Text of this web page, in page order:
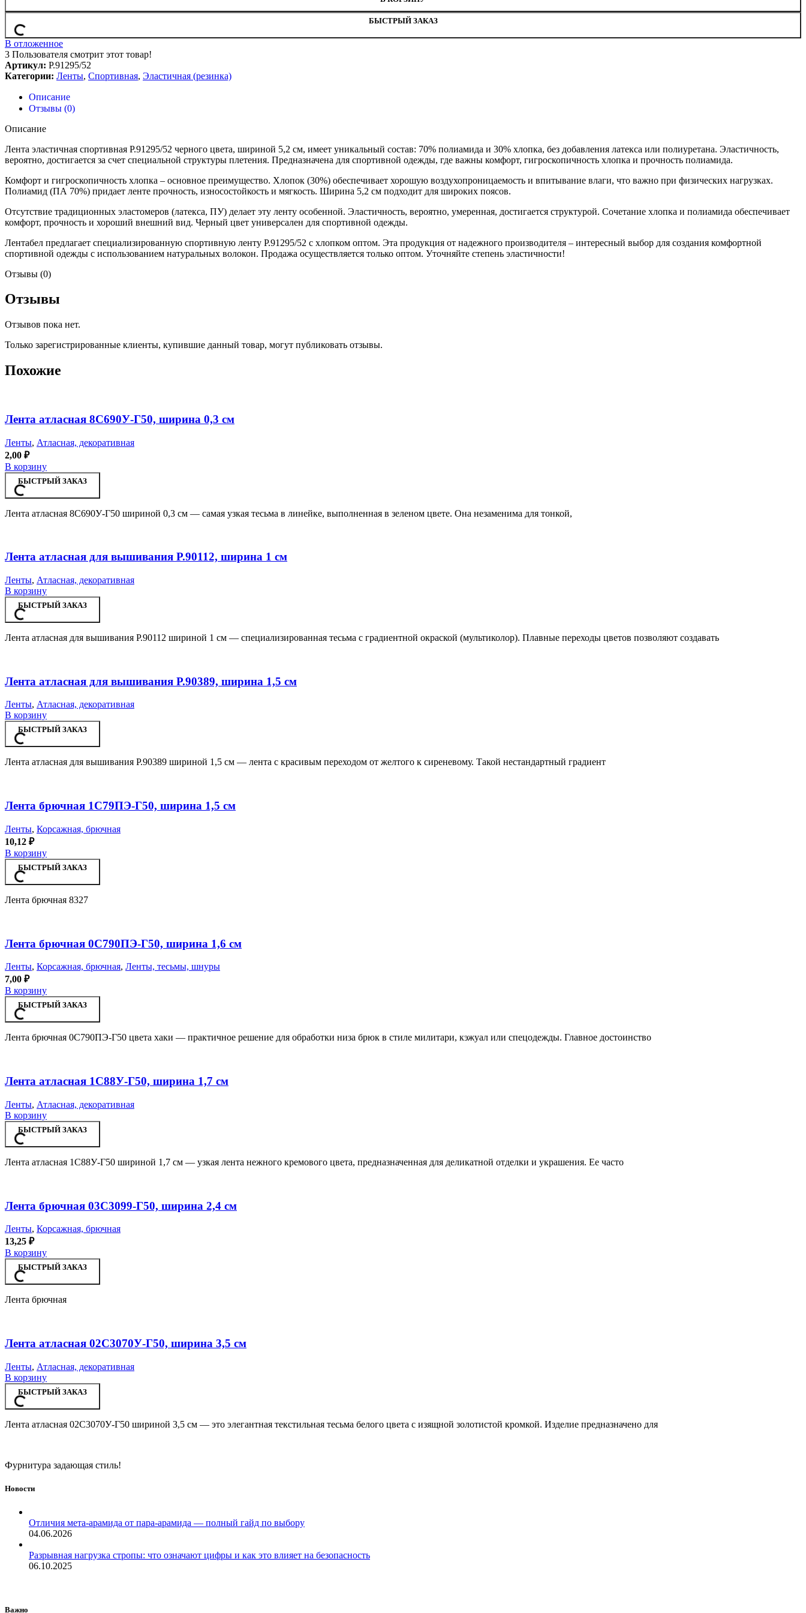
БЫСТРЫЙ ЗАКАЗ
В отложенное
3 Пользователя смотрит этот товар!
Артикул: Р.91295/52
Категории: Ленты, Спортивная, Эластичная (резинка)
Описание
Отзывы (0)
Описание
Лента эластичная спортивная Р.91295/52 черного цвета, шириной 5,2 см, имеет уникальный состав: 70% полиамида и 30% хлопка, без добавления латекса или полиуретана. Эластичность,
вероятно, достигается за счет специальной структуры плетения. Предназначена для спортивной одежды, где важны комфорт, гигроскопичность хлопка и прочность полиамида.
Комфорт и гигроскопичность хлопка – основное преимущество. Хлопок (30%) обеспечивает хорошую воздухопроницаемость и впитывание влаги, что важно при физических нагрузках.
Полиамид (ПА 70%) придает ленте прочность, износостойкость и мягкость. Ширина 5,2 см подходит для широких поясов.
Отсутствие традиционных эластомеров (латекса, ПУ) делает эту ленту особенной. Эластичность, вероятно, умеренная, достигается структурой. Сочетание хлопка и полиамида обеспечивает
комфорт, прочность и хороший внешний вид. Черный цвет универсален для спортивной одежды.
Лентабел предлагает специализированную спортивную ленту Р.91295/52 с хлопком оптом. Эта продукция от надежного производителя – интересный выбор для создания комфортной
спортивной одежды с использованием натуральных волокон. Продажа осуществляется только оптом. Уточняйте степень эластичности!
Отзывы (0)
Отзывы
Отзывов пока нет.
Только зарегистрированные клиенты, купившие данный товар, могут публиковать отзывы.
Похожие
Лента атласная 8С690У-Г50, ширина 0,3 см
Ленты, Атласная, декоративная
2,00 ₽
В корзину
БЫСТРЫЙ ЗАКАЗ
Лента атласная 8С690У-Г50 шириной 0,3 см — самая узкая тесьма в линейке, выполненная в зеленом цвете. Она незаменима для тонкой,
Лента атласная для вышивания Р.90112, ширина 1 см
Ленты, Атласная, декоративная
В корзину
БЫСТРЫЙ ЗАКАЗ
Лента атласная для вышивания Р.90112 шириной 1 см — специализированная тесьма с градиентной окраской (мультиколор). Плавные переходы цветов позволяют создавать
Лента атласная для вышивания Р.90389, ширина 1,5 см
Ленты, Атласная, декоративная
В корзину
БЫСТРЫЙ ЗАКАЗ
Лента атласная для вышивания Р.90389 шириной 1,5 см — лента с красивым переходом от желтого к сиреневому. Такой нестандартный градиент
Лента брючная 1С79ПЭ-Г50, ширина 1,5 см
Ленты, Корсажная, брючная
10,12 ₽
В корзину
БЫСТРЫЙ ЗАКАЗ
Лента брючная 8327
Лента брючная 0С790ПЭ-Г50, ширина 1,6 см
Ленты, Корсажная, брючная, Ленты, тесьмы, шнуры
7,00 ₽
В корзину
БЫСТРЫЙ ЗАКАЗ
Лента брючная 0С790ПЭ-Г50 цвета хаки — практичное решение для обработки низа брюк в стиле милитари, кэжуал или спецодежды. Главное достоинство
Лента атласная 1С88У-Г50, ширина 1,7 см
Ленты, Атласная, декоративная
В корзину
БЫСТРЫЙ ЗАКАЗ
Лента атласная 1С88У-Г50 шириной 1,7 см — узкая лента нежного кремового цвета, предназначенная для деликатной отделки и украшения. Ее часто
Лента брючная 03С3099-Г50, ширина 2,4 см
Ленты, Корсажная, брючная
13,25 ₽
В корзину
БЫСТРЫЙ ЗАКАЗ
Лента брючная
Лента атласная 02С3070У-Г50, ширина 3,5 см
Ленты, Атласная, декоративная
В корзину
БЫСТРЫЙ ЗАКАЗ
Лента атласная 02С3070У-Г50 шириной 3,5 см — это элегантная текстильная тесьма белого цвета с изящной золотистой кромкой. Изделие предназначено для
Фурнитура задающая стиль!
Новости
Отличия мета-арамида от пара-арамида — полный гайд по выбору
04.06.2026
Разрывная нагрузка стропы: что означают цифры и как это влияет на безопасность
06.10.2025
Важно